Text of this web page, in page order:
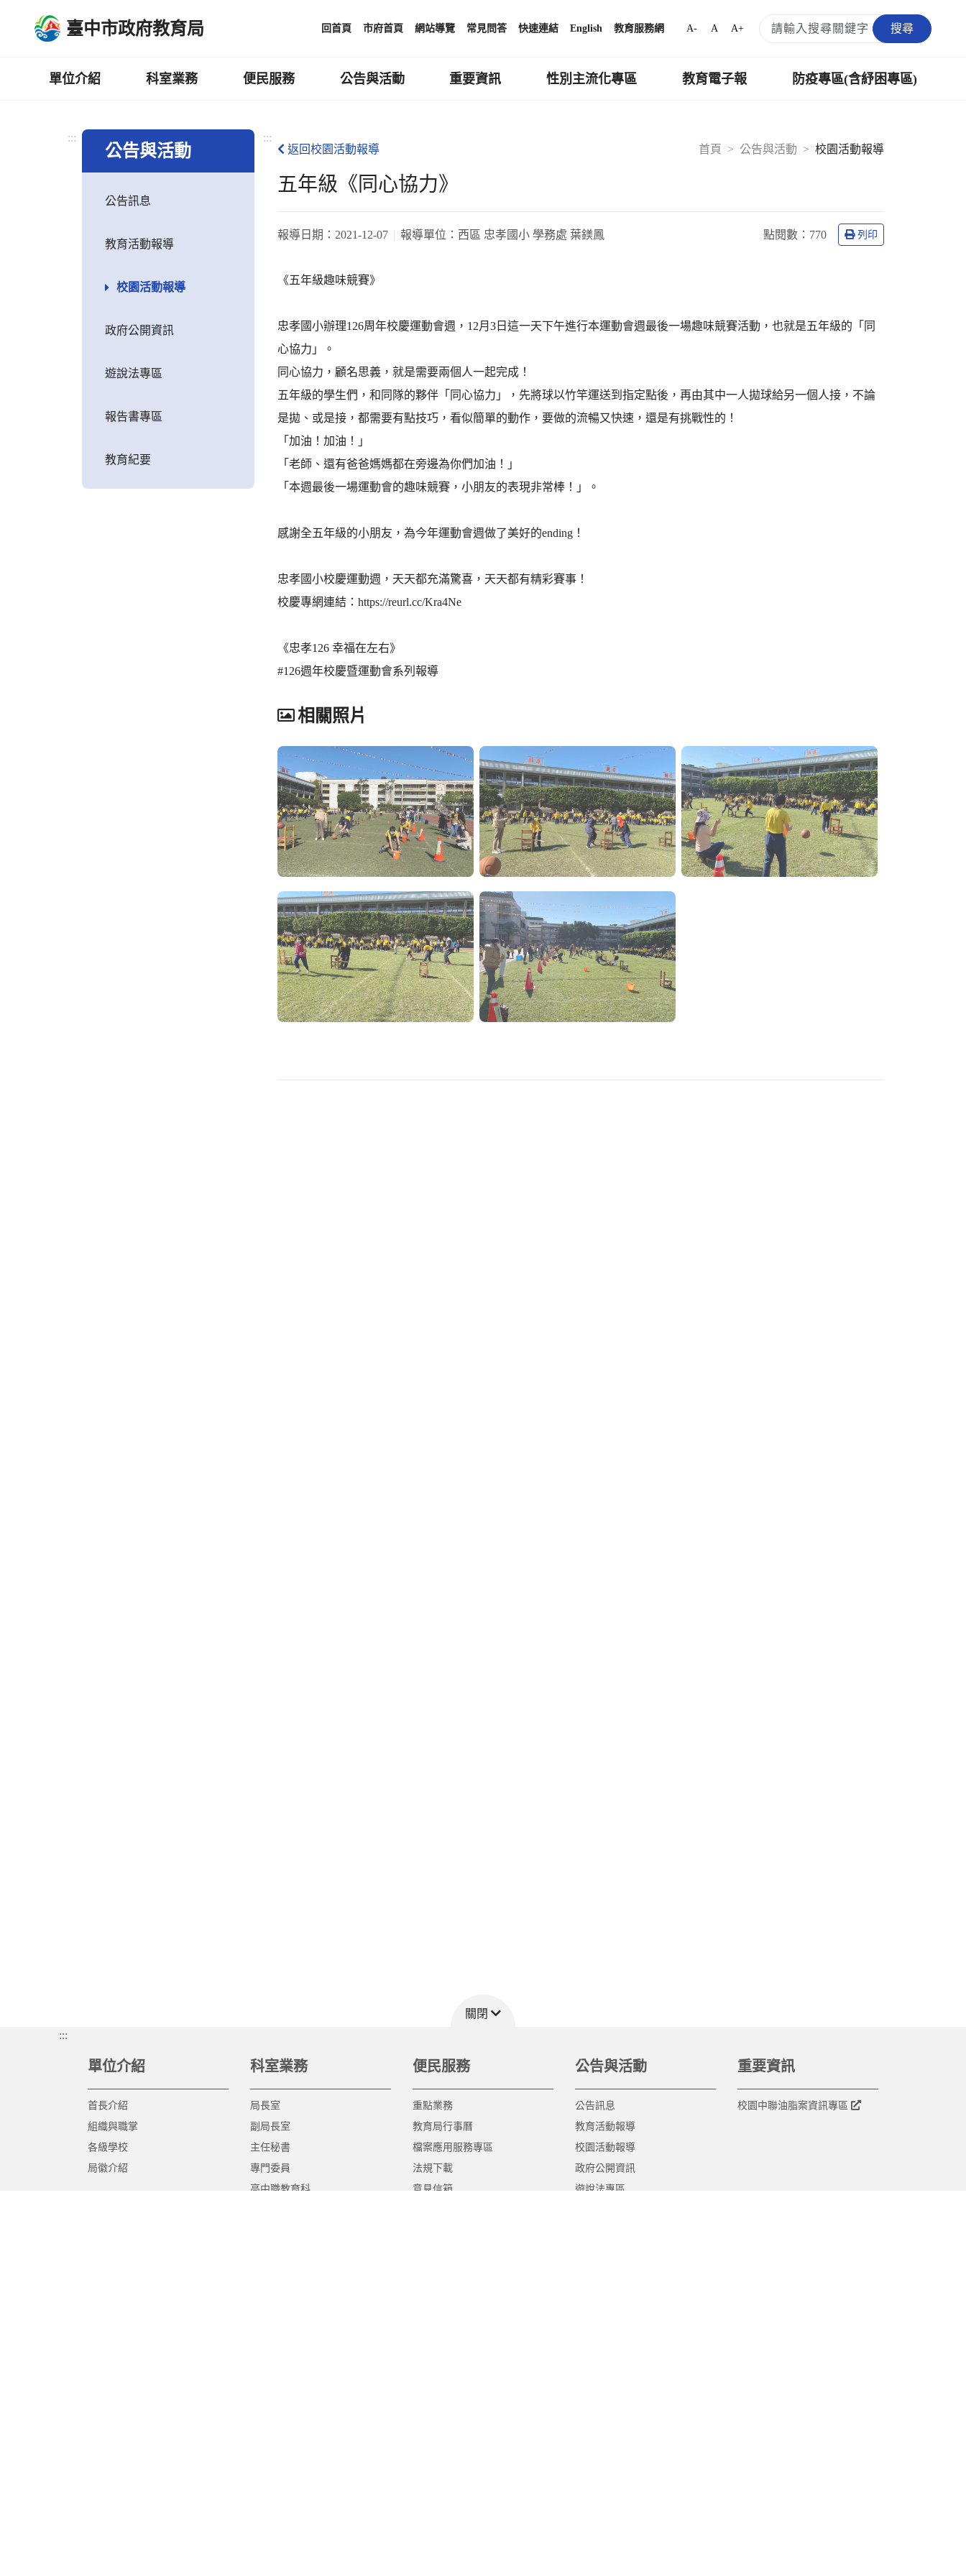
臺中市政府教育局 回首頁 市府首頁 網站導覽 常見問答 快速連結 English 教育服務網 A- A A+ 搜尋
單位介紹 科室業務 便民服務 公告與活動 重要資訊 性別主流化專區 教育電子報 防疫專區(含紓困專區)
:::
公告與活動
公告訊息
教育活動報導
校園活動報導
政府公開資訊
遊說法專區
報告書專區
教育紀要
:::
首頁
公告與活動 校園活動報導
返回校園活動報導
五年級《同心協力》
報導日期： 2021-12-07 報導單位： 西區 忠孝國小 學務處 葉鎂鳳 點閱數： 770 列印
《五年級趣味競賽》
忠孝國小辦理126周年校慶運動會週，12月3日這一天下午進行本運動會週最後一場趣味競賽活動，也就是五年級的「同
心協力」。
同心協力，顧名思義，就是需要兩個人一起完成！
五年級的學生們，和同隊的夥伴「同心協力」，先將球以竹竿運送到指定點後，再由其中一人拋球給另一個人接，不論
是拋、或是接，都需要有點技巧，看似簡單的動作，要做的流暢又快速，還是有挑戰性的！
「加油！加油！」
「老師、還有爸爸媽媽都在旁邊為你們加油！」
「本週最後一場運動會的趣味競賽，小朋友的表現非常棒！」。
感謝全五年級的小朋友，為今年運動會週做了美好的ending！
忠孝國小校慶運動週，天天都充滿驚喜，天天都有精彩賽事！
校慶專網連結：https://reurl.cc/Kra4Ne
《忠孝126 幸福在左右》
#126週年校慶暨運動會系列報導
相關照片
關閉
:::
單位介紹
首長介紹
組織與職掌
各級學校
局徽介紹
科室業務
局長室
副局長室
主任秘書
專門委員
高中職教育科
便民服務
重點業務
教育局行事曆
檔案應用服務專區
法規下載
意見信箱
公告與活動
公告訊息
教育活動報導
校園活動報導
政府公開資訊
遊說法專區
重要資訊
校園中聯油脂案資訊專區